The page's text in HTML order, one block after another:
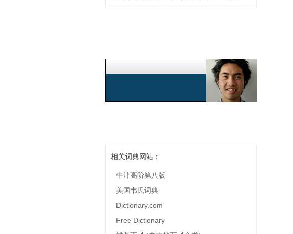
相关词典网站：
牛津高阶第八版
美国韦氏词典
Dictionary.com
Free Dictionary